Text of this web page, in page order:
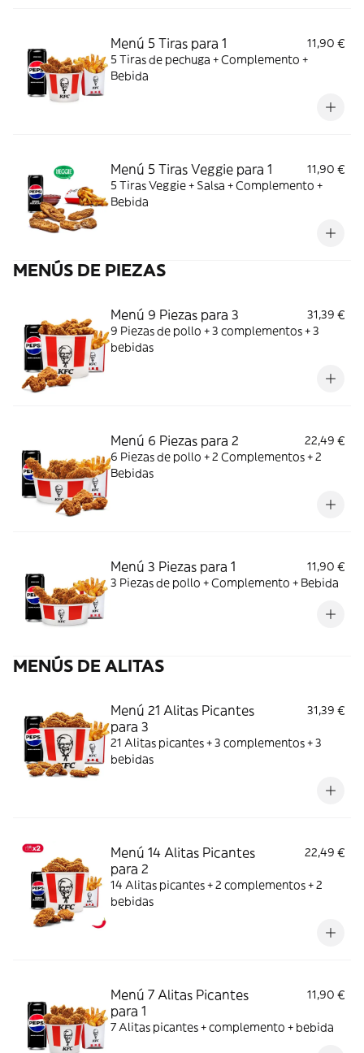
Menú 5 Tiras para 1
11,90 €
5 Tiras de pechuga + Complemento +
Bebida
Menú 5 Tiras Veggie para 1
11,90 €
5 Tiras Veggie + Salsa + Complemento +
Bebida
MENÚS DE PIEZAS
Menú 9 Piezas para 3
31,39 €
9 Piezas de pollo + 3 complementos + 3
bebidas
Menú 6 Piezas para 2
22,49 €
6 Piezas de pollo + 2 Complementos + 2
Bebidas
Menú 3 Piezas para 1
11,90 €
3 Piezas de pollo + Complemento + Bebida
MENÚS DE ALITAS
Menú 21 Alitas Picantes
para 3
31,39 €
21 Alitas picantes + 3 complementos + 3
bebidas
Menú 14 Alitas Picantes
para 2
22,49 €
14 Alitas picantes + 2 complementos + 2
bebidas
Menú 7 Alitas Picantes
para 1
11,90 €
7 Alitas picantes + complemento + bebida